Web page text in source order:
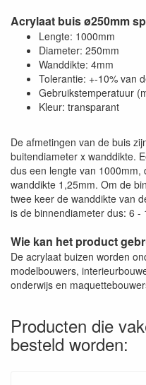
Acrylaat buis ø250mm
Lengte: 1000mm
Diameter: 250mm
Wanddikte: 4mm
Tolerantie: +-10% van
Gebruikstemperatuur
Kleur: transparant
De afmetingen van de buis
buitendiameter x wanddikte.
dus een lengte van
wanddikte 1,25mm. Om de
twee keer de wanddikte van
is de binnendiameter dus: 6 -
Wie kan het product
De acrylaat buizen worden
modelbouwers,
onderwijs en
Producten die
besteld worden: